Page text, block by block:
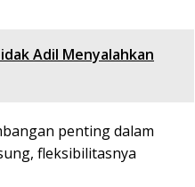
Adil Menyalahkan
penting dalam
fleksibilitasnya